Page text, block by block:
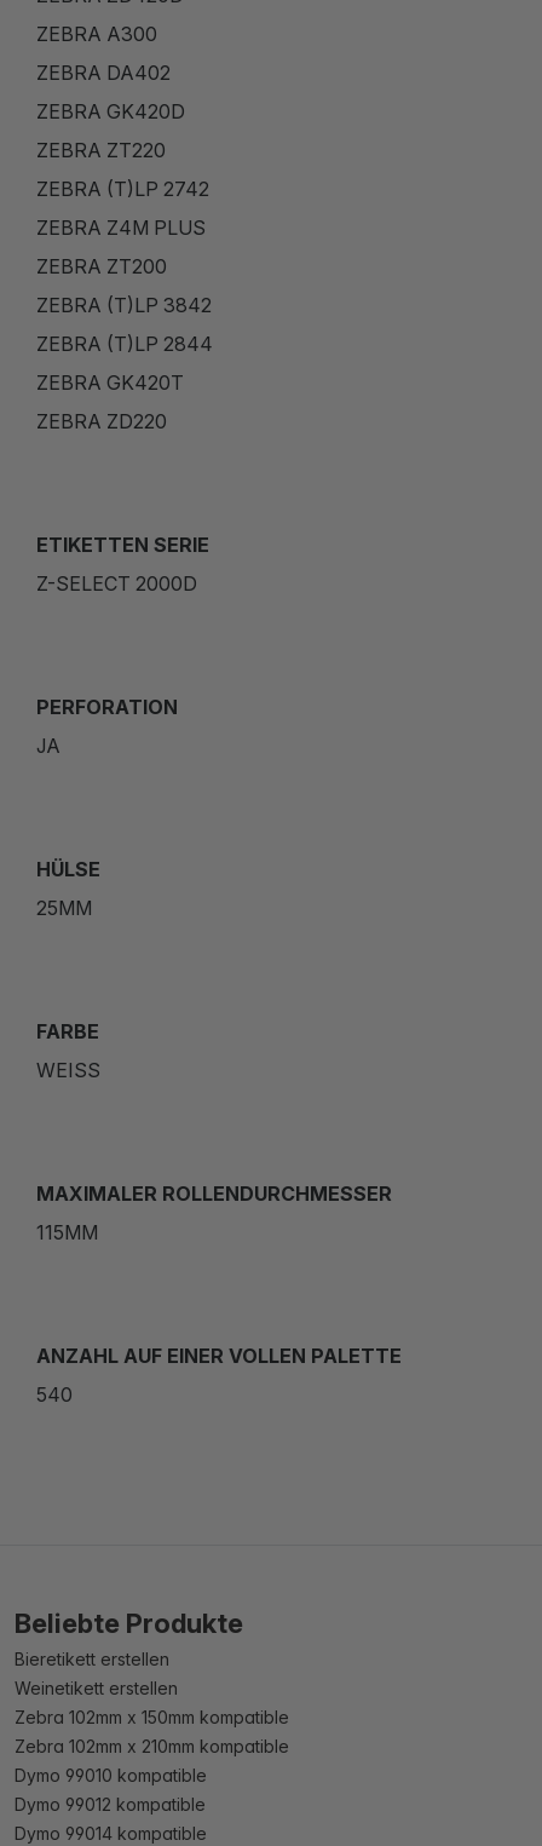
ZEBRA A300
ZEBRA DA402
ZEBRA GK420D
ZEBRA ZT220
ZEBRA (T)LP 2742
ZEBRA Z4M PLUS
ZEBRA ZT200
ZEBRA (T)LP 3842
ZEBRA (T)LP 2844
ZEBRA GK420T
ZEBRA ZD220
ETIKETTEN SERIE
Z-SELECT 2000D
PERFORATION
JA
HÜLSE
25MM
FARBE
WEISS
MAXIMALER ROLLENDURCHMESSER
115MM
ANZAHL AUF EINER VOLLEN PALETTE
540
Beliebte Produkte
Bieretikett erstellen
Weinetikett erstellen
Zebra 102mm x 150mm kompatible
Zebra 102mm x 210mm kompatible
Dymo 99010 kompatible
Dymo 99012 kompatible
Dymo 99014 kompatible